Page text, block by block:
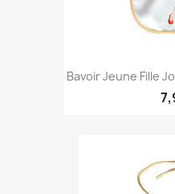
Bavoir Jeune Fille